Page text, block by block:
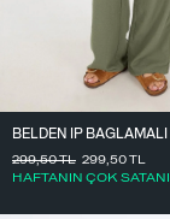
299,50TL
HAFTANIN ÇOK SATANI
299,50TL